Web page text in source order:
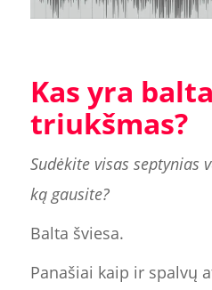
Kas yra
triukšmas?
Sudėkite visas septynias
ką gausite?
Balta šviesa.
Panašiai kaip ir spalvų